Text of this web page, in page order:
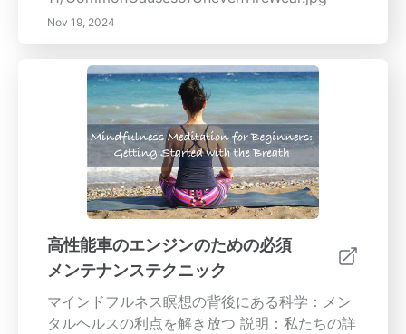
Nov 19, 2024
高性能車のエンジンのための必須
メンテナンステクニック
マインドフルネス瞑想の背後にある科学：メン
タルヘルスの利点を解き放つ 説明：私たちの詳